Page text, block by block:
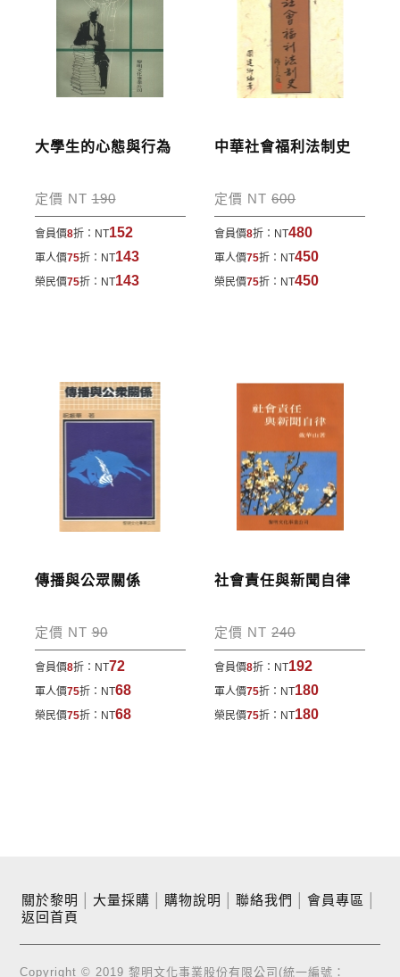
完成訂購
訂購完成後，可至會員專區查詢「我的訂單」，查詢
訂單處理的狀態。
運費說明:
包裹運送，一律免運費；899元以下須自付80元運
費。外文書籍將由專人估價
，訂購後48小時內回覆運
寄送說明:
付款完成後，本公司將於七日內以郵寄方式寄送到您
大學生的心態與行為
定價 NT190
會員價8折： NT152
軍人價75折： NT143
榮民價75折： NT143
中華社會福利法制史
定價 NT600
會員價8折： NT480
軍人價75折： NT450
榮民價75折： NT450
傳播與公眾關係
定價 NT90
會員價8折： NT72
軍人價75折： NT68
榮民價75折： NT68
社會責任與新聞自律
定價 NT240
會員價8折： NT192
軍人價75折： NT180
榮民價75折： NT180
關於黎明 大量採購 購物說明 聯絡我們 會員專區
返回首頁
Copyright © 2019 黎明文化事業股份有限公司(統一編號：